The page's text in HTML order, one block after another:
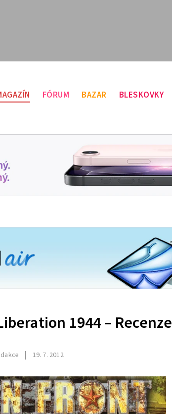
FÓRUM BAZAR BLESKOVKY
1944 – Recenze
19. 7. 2012